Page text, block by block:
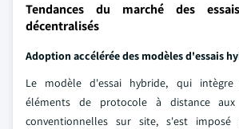
Tendances du marché des
décentralisés
Adoption accélérée des modèles d'essais
Le modèle d'essai hybride, qui intègre
éléments de protocole à distance
conventionnelles sur site, s'est